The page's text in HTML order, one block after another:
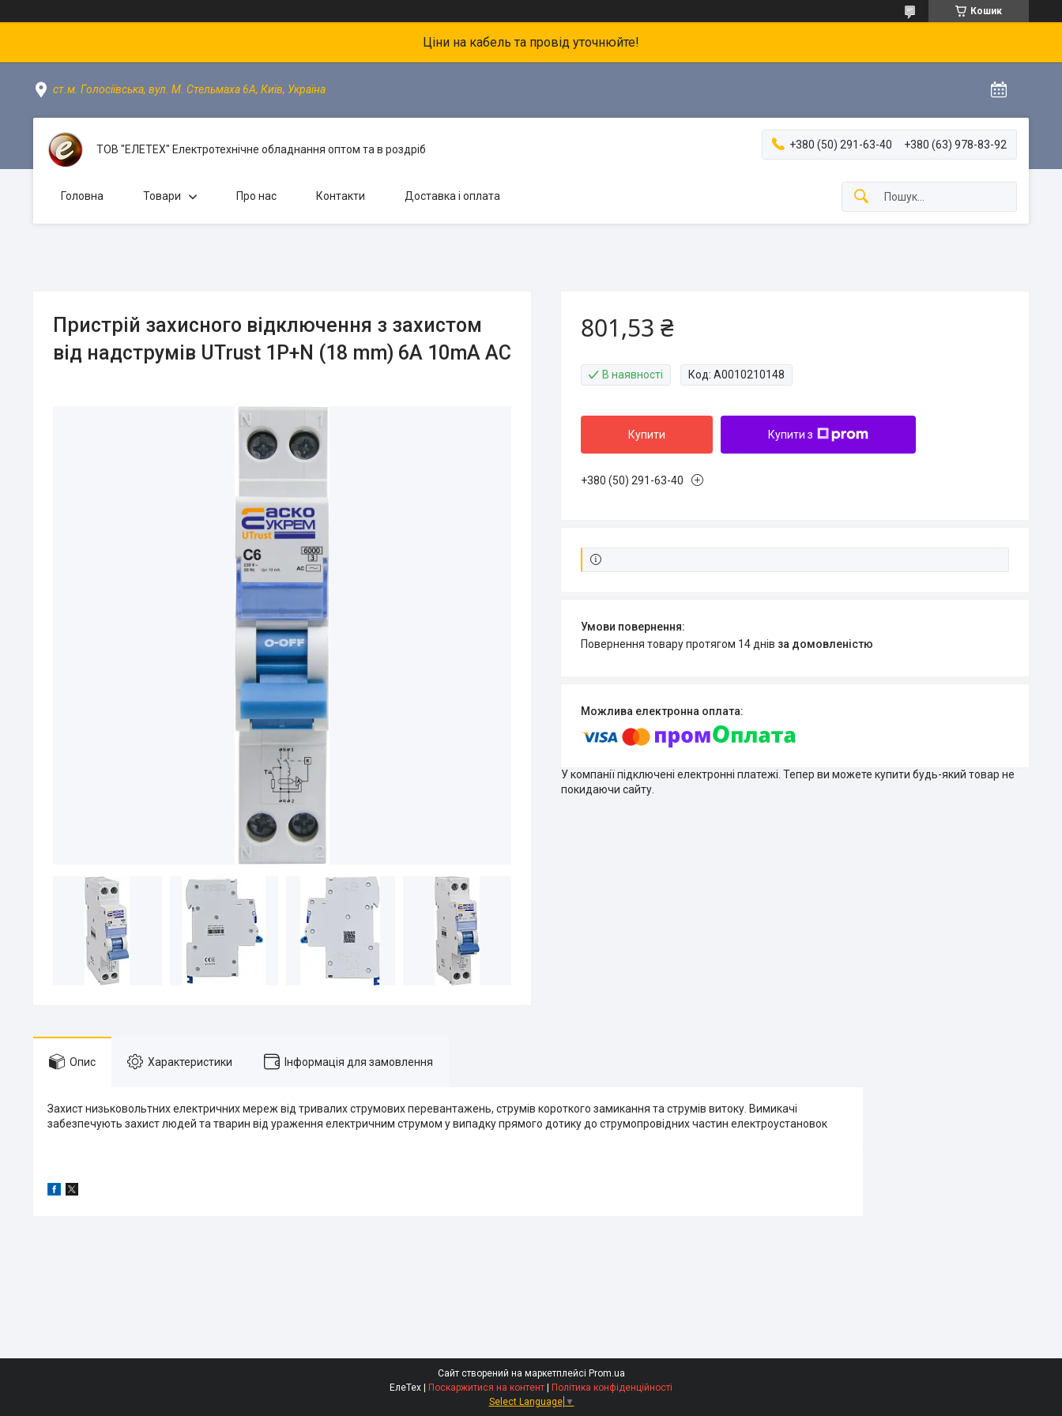
Кошик
Ціни на кабель та провід уточнюйте!
ст.м. Голосіївська, вул. М. Стельмаха 6А, Київ, Україна
ТОВ "ЕЛЕТЕХ" Електротехнічне обладнання оптом та в роздріб +380 (50) 291-63-40 +380 (63) 978-83-92
Головна Товари Про нас Контакти Доставка і оплата
Пристрій захисного відключення з захистом
від надструмів UTrust 1P+N (18 mm) 6А 10mА AC
801,53 ₴
В наявності Код: A0010210148
Купити Купити з
+380 (50) 291-63-40
повернення товару протягом 14 днів за домовленістю
У компанії підключені електронні платежі. Тепер ви можете купити будь-який товар не
покидаючи сайту.
Опис Характеристики Інформація для замовлення
Захист низьковольтних електричних мереж від тривалих струмових перевантажень, струмів короткого замикання та струмів витоку. Вимикачі
забезпечують захист людей та тварин від ураження електричним струмом у випадку прямого дотику до струмопровідних частин електроустановок
Сайт створений на маркетплейсі Prom.ua
ЕлеТех | Поскаржитися на контент | Політика конфіденційності
Select Language ▼